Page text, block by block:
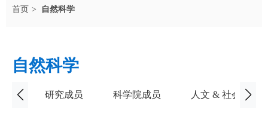
首页 自然科学
自然科学
研究成员 科学院成员 人文 & 社会科学